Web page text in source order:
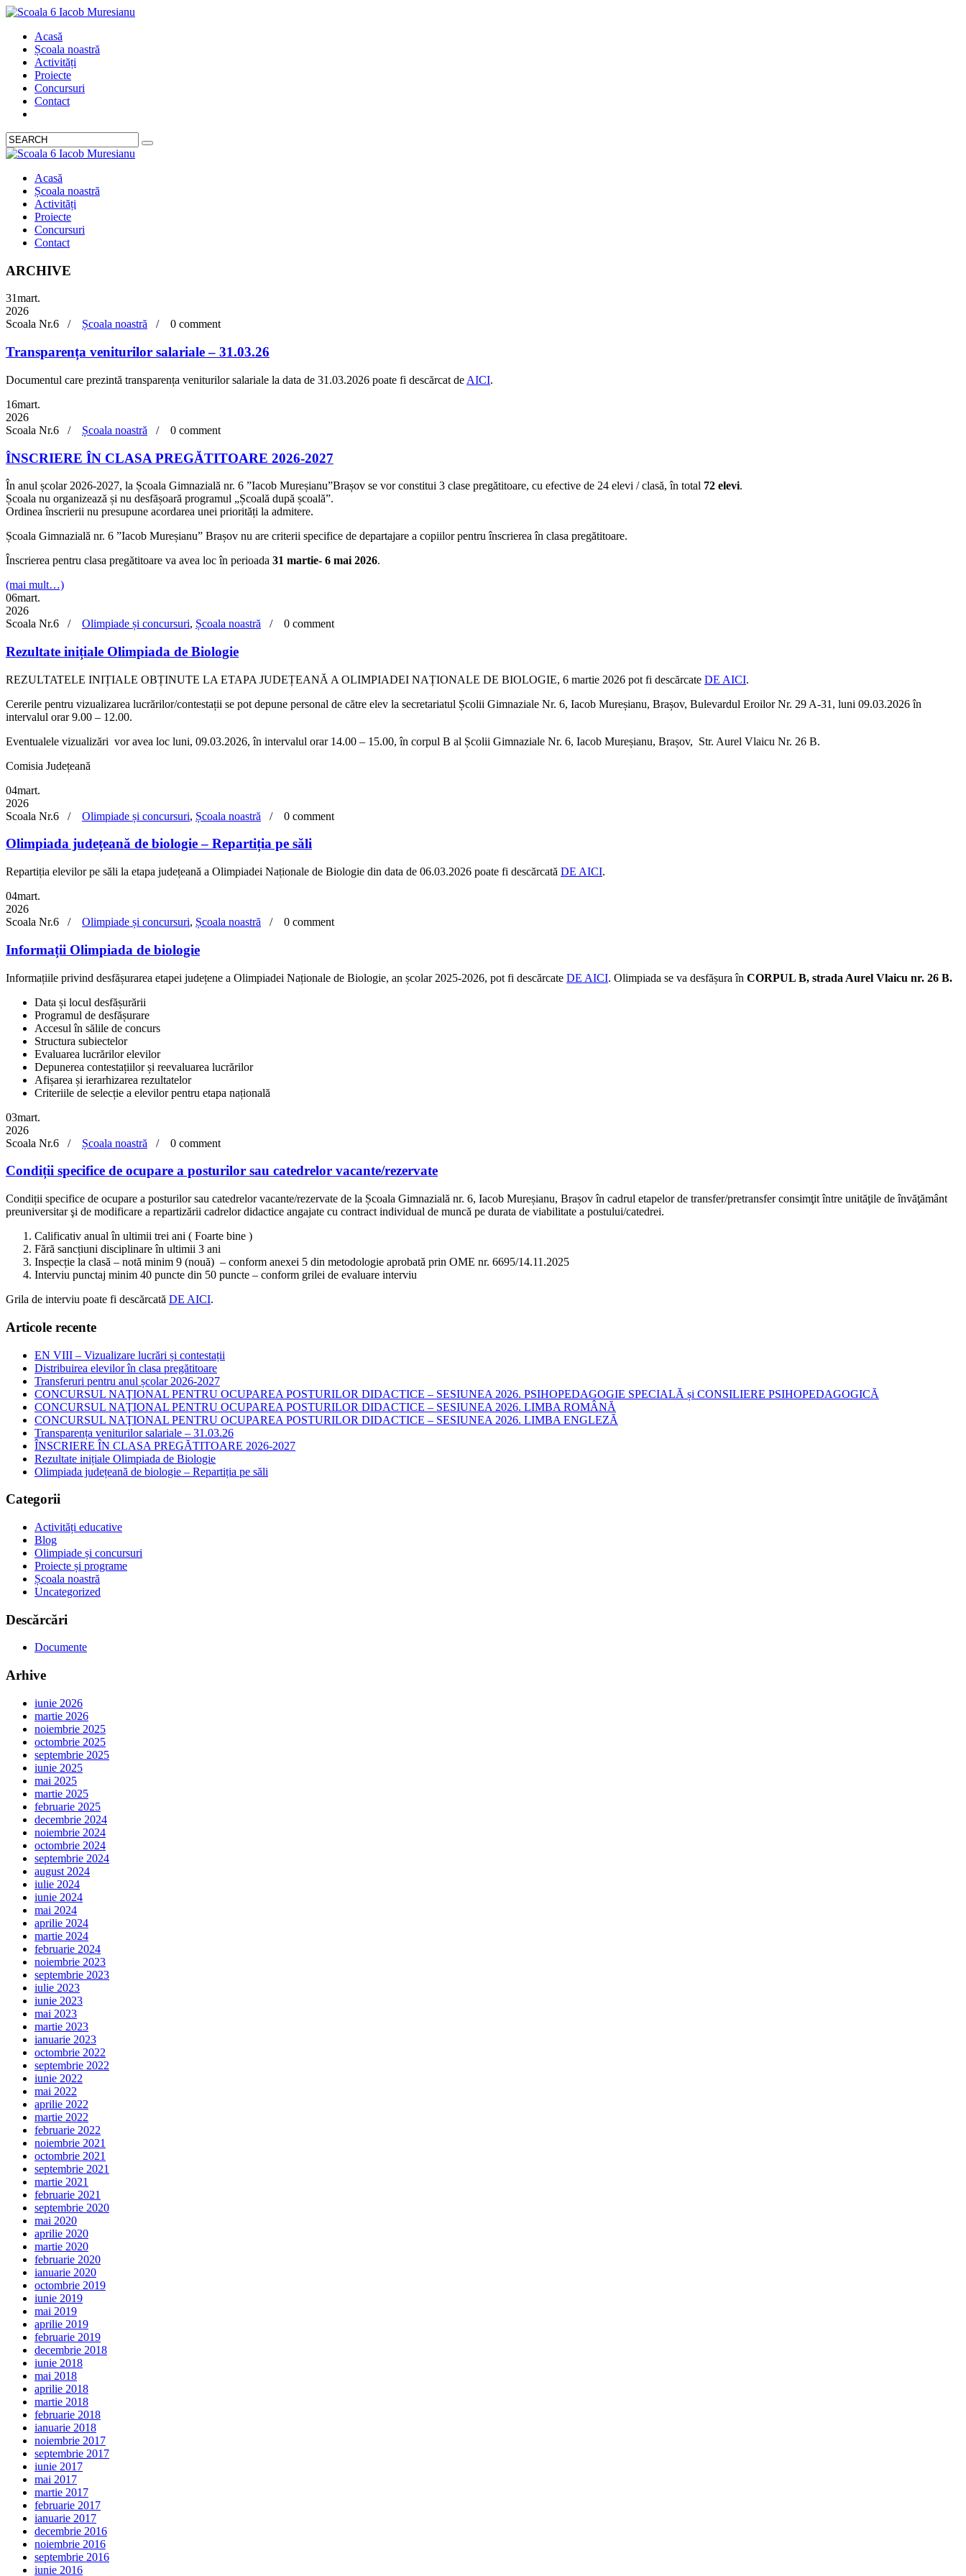
Acasă
Școala noastră
Activități
Proiecte
Concursuri
Contact
Acasă
Școala noastră
Activități
Proiecte
Concursuri
Contact
ARCHIVE
31mart.
2026
Scoala Nr.6 /
Școala noastră / 0 comment
Transparența veniturilor salariale – 31.03.26
Documentul care prezintă transparența veniturilor salariale la data de 31.03.2026 poate fi descărcat de AICI.
16mart.
2026
Scoala Nr.6 /
Școala noastră / 0 comment
ÎNSCRIERE ÎN CLASA PREGĂTITOARE 2026-2027
În anul școlar 2026-2027, la Școala Gimnazială nr. 6 ”Iacob Mureșianu”Brașov se vor constitui 3 clase pregătitoare, cu efective de 24 elevi / clasă, în total 72 elevi.
Școala nu organizează și nu desfășoară programul „Școală după școală”.
Ordinea înscrierii nu presupune acordarea unei priorități la admitere.
Școala Gimnazială nr. 6 ”Iacob Mureșianu” Brașov nu are criterii specifice de departajare a copiilor pentru înscrierea în clasa pregătitoare.
Înscrierea pentru clasa pregătitoare va avea loc în perioada 31 martie- 6 mai 2026.
(mai mult…)
06mart.
2026
Scoala Nr.6 /
Olimpiade și concursuri, Școala noastră / 0 comment
Rezultate inițiale Olimpiada de Biologie
REZULTATELE INIȚIALE OBȚINUTE LA ETAPA JUDEȚEANĂ A OLIMPIADEI NAȚIONALE DE BIOLOGIE, 6 martie 2026 pot fi descărcate DE AICI.
Cererile pentru vizualizarea lucrărilor/contestații se pot depune personal de către elev la secretariatul Școlii Gimnaziale Nr. 6, Iacob Mureșianu, Brașov, Bulevardul Eroilor Nr. 29 A-31, luni 09.03.2026 în
intervalul orar 9.00 – 12.00.
Eventualele vizualizări vor avea loc luni, 09.03.2026, în intervalul orar 14.00 – 15.00, în corpul B al Școlii Gimnaziale Nr. 6, Iacob Mureșianu, Brașov, Str. Aurel Vlaicu Nr. 26 B.
Comisia Județeană
04mart.
2026
Scoala Nr.6 /
Olimpiade și concursuri, Școala noastră / 0 comment
Olimpiada județeană de biologie – Repartiția pe săli
Repartiția elevilor pe săli la etapa județeană a Olimpiadei Naționale de Biologie din data de 06.03.2026 poate fi descărcată DE AICI.
04mart.
2026
Scoala Nr.6 /
Olimpiade și concursuri, Școala noastră / 0 comment
Informații Olimpiada de biologie
Informațiile privind desfășurarea etapei județene a Olimpiadei Naționale de Biologie, an școlar 2025-2026, pot fi descărcate DE AICI. Olimpiada se va desfășura în CORPUL B, strada Aurel Vlaicu nr. 26 B.
Data și locul desfășurării
Programul de desfășurare
Accesul în sălile de concurs
Structura subiectelor
Evaluarea lucrărilor elevilor
Depunerea contestațiilor și reevaluarea lucrărilor
Afișarea și ierarhizarea rezultatelor
Criteriile de selecție a elevilor pentru etapa națională
03mart.
2026
Scoala Nr.6 /
Școala noastră / 0 comment
Condiții specifice de ocupare a posturilor sau catedrelor vacante/rezervate
Condiții specifice de ocupare a posturilor sau catedrelor vacante/rezervate de la Școala Gimnazială nr. 6, Iacob Mureșianu, Brașov în cadrul etapelor de transfer/pretransfer consimţit între unităţile de învăţământ
preuniversitar şi de modificare a repartizării cadrelor didactice angajate cu contract individual de muncă pe durata de viabilitate a postului/catedrei.
Calificativ anual în ultimii trei ani ( Foarte bine )
Fără sancțiuni disciplinare în ultimii 3 ani
Inspecție la clasă – notă minim 9 (nouă) – conform anexei 5 din metodologie aprobată prin OME nr. 6695/14.11.2025
Interviu punctaj minim 40 puncte din 50 puncte – conform grilei de evaluare interviu
Grila de interviu poate fi descărcată DE AICI.
Articole recente
EN VIII – Vizualizare lucrări și contestații
Distribuirea elevilor în clasa pregătitoare
Transferuri pentru anul școlar 2026-2027
CONCURSUL NAŢIONAL PENTRU OCUPAREA POSTURILOR DIDACTICE – SESIUNEA 2026. PSIHOPEDAGOGIE SPECIALĂ și CONSILIERE PSIHOPEDAGOGICĂ
CONCURSUL NAŢIONAL PENTRU OCUPAREA POSTURILOR DIDACTICE – SESIUNEA 2026. LIMBA ROMÂNĂ
CONCURSUL NAŢIONAL PENTRU OCUPAREA POSTURILOR DIDACTICE – SESIUNEA 2026. LIMBA ENGLEZĂ
Transparența veniturilor salariale – 31.03.26
ÎNSCRIERE ÎN CLASA PREGĂTITOARE 2026-2027
Rezultate inițiale Olimpiada de Biologie
Olimpiada județeană de biologie – Repartiția pe săli
Categorii
Activități educative
Blog
Olimpiade și concursuri
Proiecte și programe
Școala noastră
Uncategorized
Descărcări
Documente
Arhive
iunie 2026
martie 2026
noiembrie 2025
octombrie 2025
septembrie 2025
iunie 2025
mai 2025
martie 2025
februarie 2025
decembrie 2024
noiembrie 2024
octombrie 2024
septembrie 2024
august 2024
iulie 2024
iunie 2024
mai 2024
aprilie 2024
martie 2024
februarie 2024
noiembrie 2023
septembrie 2023
iulie 2023
iunie 2023
mai 2023
martie 2023
ianuarie 2023
octombrie 2022
septembrie 2022
iunie 2022
mai 2022
aprilie 2022
martie 2022
februarie 2022
noiembrie 2021
octombrie 2021
septembrie 2021
martie 2021
februarie 2021
septembrie 2020
mai 2020
aprilie 2020
martie 2020
februarie 2020
ianuarie 2020
octombrie 2019
iunie 2019
mai 2019
aprilie 2019
februarie 2019
decembrie 2018
iunie 2018
mai 2018
aprilie 2018
martie 2018
februarie 2018
ianuarie 2018
noiembrie 2017
septembrie 2017
iunie 2017
mai 2017
martie 2017
februarie 2017
ianuarie 2017
decembrie 2016
noiembrie 2016
septembrie 2016
iunie 2016